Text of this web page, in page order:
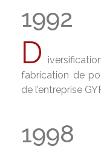
1992
D
fabrication de
de l’entreprise
1998